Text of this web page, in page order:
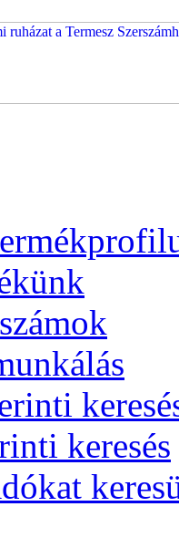
keresés